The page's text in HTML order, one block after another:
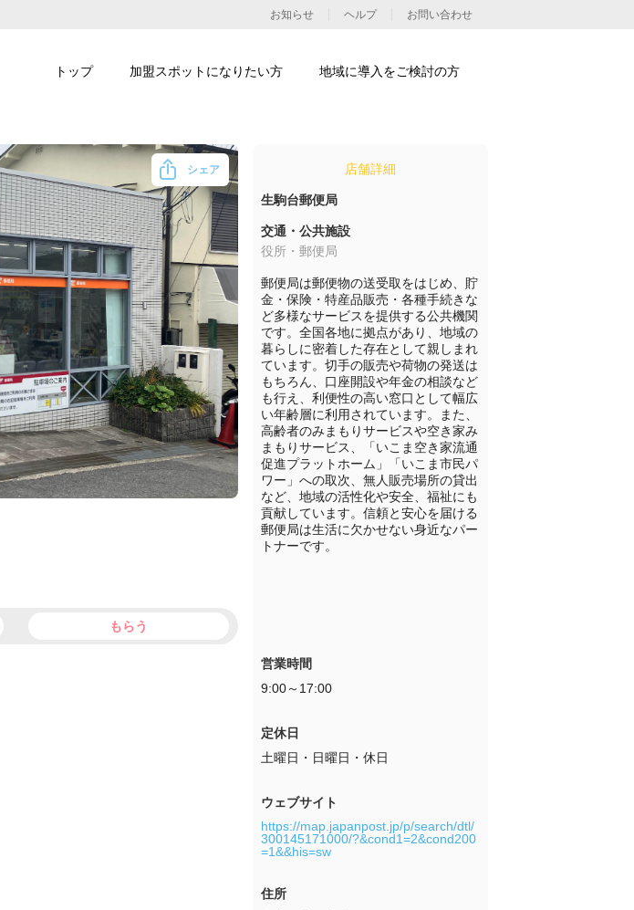
シェア
もらう
店舗詳細
生駒台郵便局
交通・公共施設
役所・郵便局
郵便局は郵便物の送受取をはじめ、貯
金・保険・特産品販売・各種手続きな
ど多様なサービスを提供する公共機関
です。全国各地に拠点があり、地域の
暮らしに密着した存在として親しまれ
ています。切手の販売や荷物の発送は
もちろん、口座開設や年金の相談など
も行え、利便性の高い窓口として幅広
い年齢層に利用されています。また、
高齢者のみまもりサービスや空き家み
まもりサービス、「いこま空き家流通
促進プラットホーム」「いこま市民パ
ワー」への取次、無人販売場所の貸出
など、地域の活性化や安全、福祉にも
貢献しています。信頼と安心を届ける
郵便局は生活に欠かせない身近なパー
トナーです。
営業時間
9:00～17:00
定休日
土曜日・日曜日・休日
ウェブサイト
https://map.japanpost.jp/p/search/dtl/
300145171000/?&cond1=2&cond200
=1&&his=sw
住所
お知らせ ヘルプ お問い合わせ
トップ 加盟スポットになりたい方 地域に導入をご検討の方